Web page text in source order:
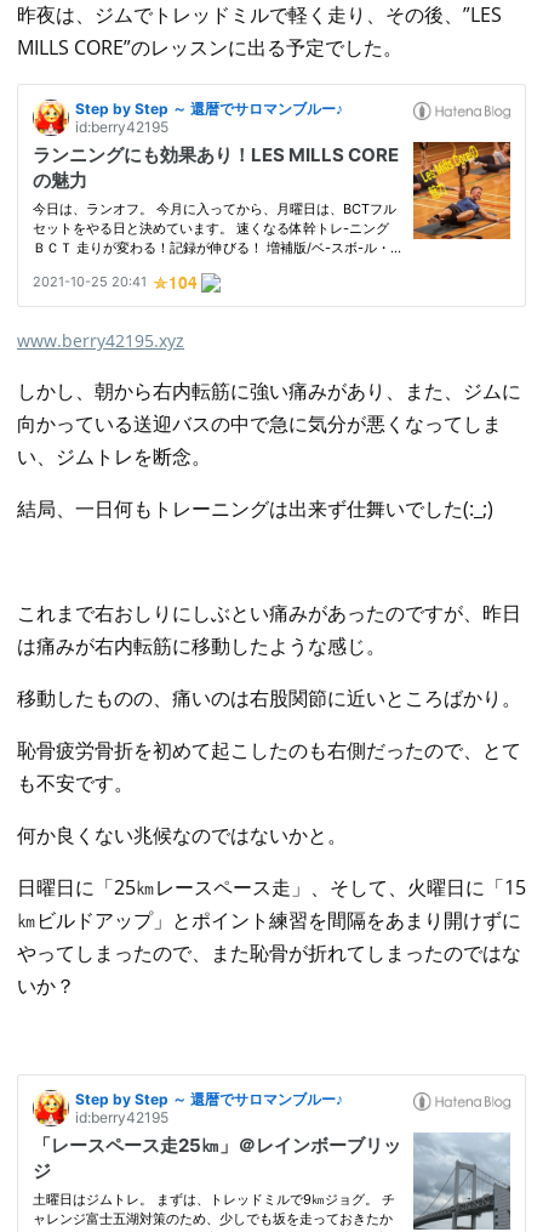
昨夜は、ジムでトレッドミルで軽く走り、その後、”LES
MILLS CORE”のレッスンに出る予定でした。
www.berry42195.xyz
しかし、朝から右内転筋に強い痛みがあり、また、ジムに
向かっている送迎バスの中で急に気分が悪くなってしま
い、ジムトレを断念。
結局、一日何もトレーニングは出来ず仕舞いでした(:_;)
これまで右おしりにしぶとい痛みがあったのですが、昨日
は痛みが右内転筋に移動したような感じ。
移動したものの、痛いのは右股関節に近いところばかり。
恥骨疲労骨折を初めて起こしたのも右側だったので、とて
も不安です。
何か良くない兆候なのではないかと。
日曜日に「25㎞レースペース走」、そして、火曜日に「15
㎞ビルドアップ」とポイント練習を間隔をあまり開けずに
やってしまったので、また恥骨が折れてしまったのではな
いか？